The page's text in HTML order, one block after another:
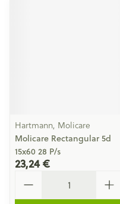
Hartmann, Molicare
Molicare Rectangular 5d
15x60 28 P/s
23,24 €